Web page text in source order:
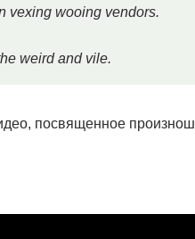
vexing wooing vendors.
weird and vile.
посвященное